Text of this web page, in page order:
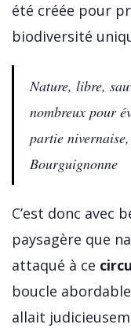
été créée pour
biodiversité
Nature, libre,
nombreux pour
partie
Bourguignonne
C’est donc avec
paysagère que
attaqué à ce
boucle
allait